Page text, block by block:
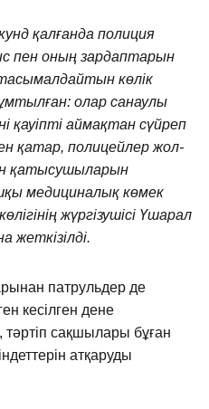
қалғанда полиция
пен оның зардаптарын
көлік
ұмтылған: олар санаулы
қауіпті аймақтан сүйреп
қатар, полицейлер жол-
қатысушыларын
медициналық көмек
жүргізушісі Үшарал
жеткізілді.
патрульдер де
кесілген дене
тәртіп сақшылары бұған
атқаруды